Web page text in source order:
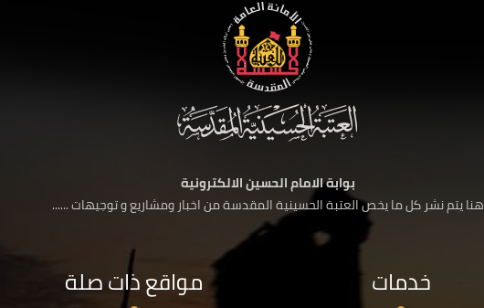
بوابة الامام الحسين الالكترونية
هنا يتم نشر كل ما يخص العتبة الحسينية المقدسة من اخبار ومشاريع و توجيهات ......
خدمات مواقع ذات صلة